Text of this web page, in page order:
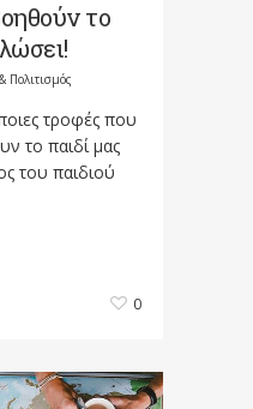
το
Πολιτισμός
τροφές που
το παιδί μας
του παιδιού
0